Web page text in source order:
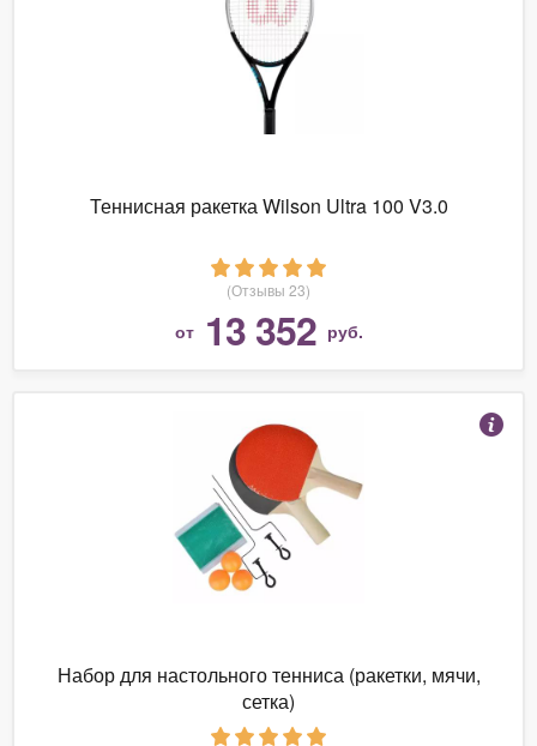
Теннисная ракетка Wilson Ultra 100 V3.0
(Отзывы 23)
от 13 352 руб.
Набор для настольного тенниса (ракетки, мячи,
сетка)